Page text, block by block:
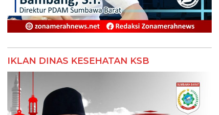
IKLAN DINAS KESEHATAN KSB